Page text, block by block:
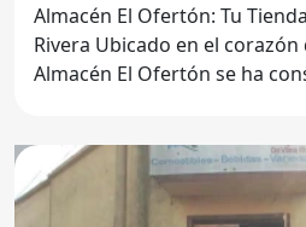
Almacén El Ofertón: Tu
Rivera Ubicado en el corazón de 40000 Rivera, el
Almacén El Ofertón se ha